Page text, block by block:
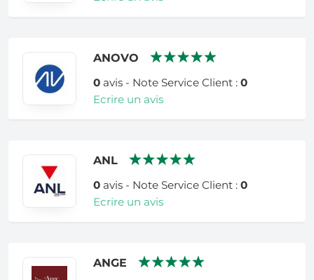
ANOVO
0avis - Note Service Client : 0
Ecrire un avis
ANL
0avis - Note Service Client : 0
Ecrire un avis
ANGE